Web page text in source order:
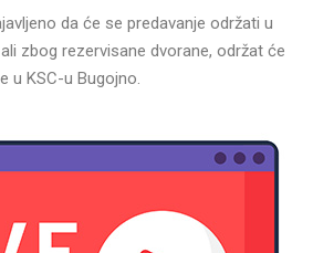
da će se predavanje održati u
zbog rezervisane dvorane, održat će
u KSC-u Bugojno.